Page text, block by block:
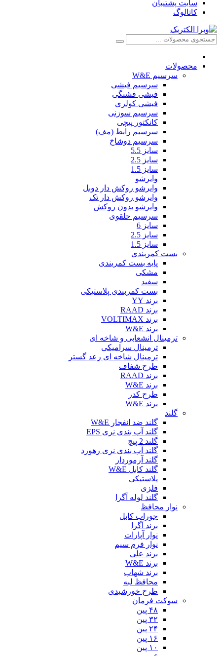
سایت پشتیبان
کاتالوگ
محصولات
سرسیم W&E
سرسیم فیشی
فیشی فشنگی
فیشی کولری
سرسیم سوزنی
کانکتور پیچی
سرسیم رابط (مف)
سرسیم دوشاخ
سایز 5.5
سایز 2.5
سایز 1.5
وایرشو
وایرشو روکش دار دوبل
وایرشو روکش دار تک
وایرشو بدون روکش
سرسیم حلقوی
سایز 6
سایز 2.5
سایز 1.5
بست کمربندی
پایه بست کمربندی
مشکی
سفید
بست کمربندی پلاستیکی
برند YY
برند RAAD
برند VOLTIMAX
برند W&E
ترمینال انشعابی و شاخه ای
ترمینال سرامیکی
ترمینال شاخه ای رعد گستر
طرح شفاف
برند RAAD
برند W&E
طرح کدر
برند W&E
گلند
گلند ضد انفجار W&E
گلند آب بندی نری EPS
گلند 2 پیچ
گلند آب بندی نری رهورد
گلند آرموردار
گلند کابل W&E
پلاستیکی
فلزی
گلند لوله آگرا
نوار محافظ
جوراب کابل
برند آگرا
نوار آپارات
نوار فرم سیم
برند علی
برند W&E
برند شهاب
محافظ لبه
طرح خورشیدی
سوکت فرمان
۴۸ پین
۳۲ پین
۲۴ پین
۱۶ پین
۱۰ پین